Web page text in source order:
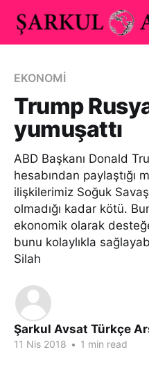
EKONOMİ
Trump
yumuşattı
ABD Başkanı Donald
hesabından paylaştığı
ilişkilerimiz Soğuk
olmadığı kadar kötü.
ekonomik olarak
bunu kolaylıkla
Silah
Şarkul Avsat Türkçe
11 Nis 2018 • 1 min read